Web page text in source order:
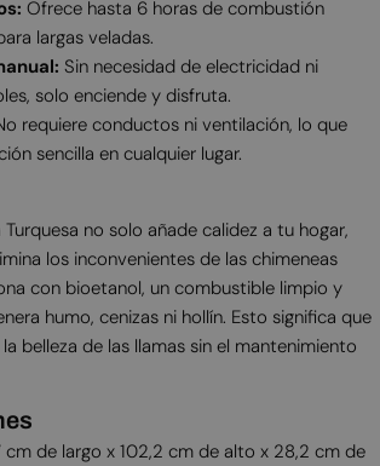
Ofrece hasta 6 horas de combustión
largas veladas.
Sin necesidad de electricidad ni
solo enciende y disfruta.
requiere conductos ni ventilación, lo que
sencilla en cualquier lugar.
no solo añade calidez a tu hogar,
los inconvenientes de las chimeneas
con bioetanol, un combustible limpio y
humo, cenizas ni hollín. Esto significa que
belleza de las llamas sin el mantenimiento
cm de largo x 102,2 cm de alto x 28,2 cm de